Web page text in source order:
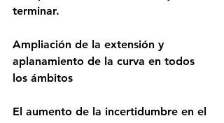
terminar.
Ampliación de la extensión y
aplanamiento de la curva en todos
los ámbitos
El aumento de la incertidumbre en el